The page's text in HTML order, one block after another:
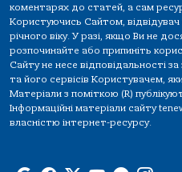
коментарях до статей, а сам
Користуючись Сайтом,
річного віку. У разі, якщо Ви не
розпочинайте або припиніть
Сайту не несе відповідальності
та його сервісів Користувачем,
Матеріали з поміткою (R)
Інформаційні матеріали сайту
власністю інтернет-ресурсу.